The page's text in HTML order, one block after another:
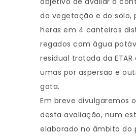
da vegetação e do solo,
heras em 4 canteiros
regados com água
residual tratada da ETAR
umas por aspersão e
gota.
Em breve divulgaremos
desta avaliação, num
elaborado no âmbito do